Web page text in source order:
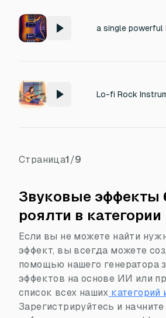
Страница1 /9
Звуковые эффекты
роялти в категории
Если вы не можете найти
эффект, вы всегда можете
помощью нашего генератора
эффектов на основе ИИ или
список всех наших категорий
Зарегистрируйтесь и